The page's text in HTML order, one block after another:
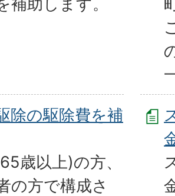
除の駆除費を補
歳以上)の方、
の方で構成さ